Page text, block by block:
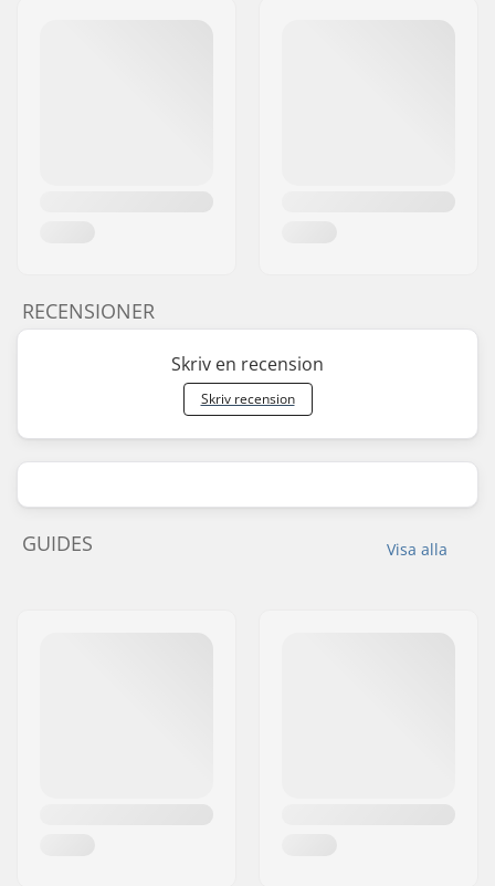
RECENSIONER
Skriv en recension
Skriv recension
Visa alla
GUIDES